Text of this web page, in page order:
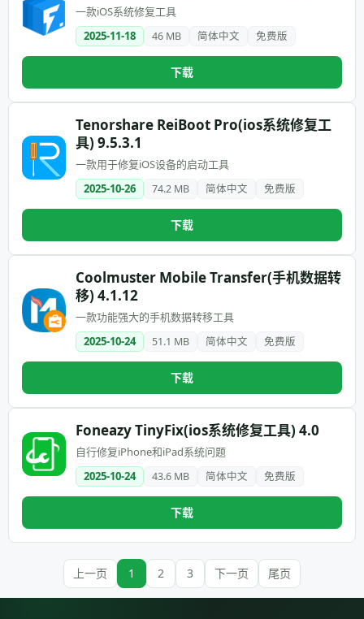
一款iOS系统修复工具
2025-11-18
46 MB 简体中文 免费版
下载
Tenorshare ReiBoot Pro(ios系统修复工
具) 9.5.3.1
一款用于修复iOS设备的启动工具
2025-10-26
74.2 MB 简体中文 免费版
下载
Coolmuster Mobile Transfer(手机数据转
移) 4.1.12
一款功能强大的手机数据转移工具
2025-10-24
51.1 MB 简体中文 免费版
下载
Foneazy TinyFix(ios系统修复工具) 4.0
自行修复iPhone和iPad系统问题
2025-10-24
43.6 MB 简体中文 免费版
下载
上一页 1 2 3 下一页 尾页